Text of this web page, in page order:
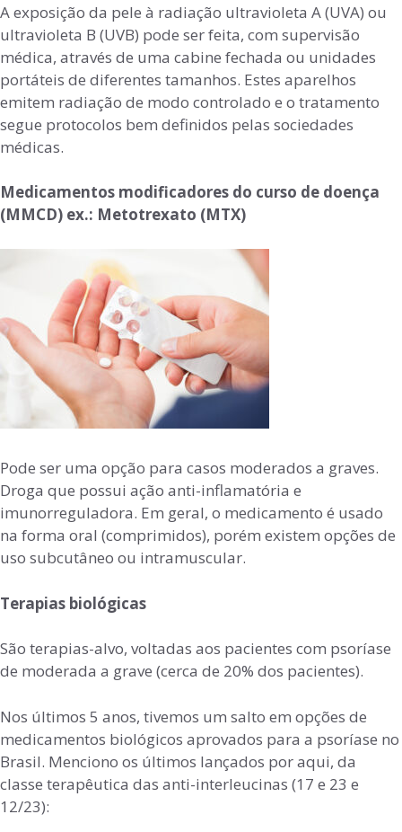
A exposição da pele à radiação ultravioleta A (UVA) ou
ultravioleta B (UVB) pode ser feita, com supervisão
médica, através de uma cabine fechada ou unidades
portáteis de diferentes tamanhos. Estes aparelhos
emitem radiação de modo controlado e o tratamento
segue protocolos bem definidos pelas sociedades
médicas.
Medicamentos modificadores do curso de doença
(MMCD) ex.: Metotrexato (MTX)
Pode ser uma opção para casos moderados a graves.
Droga que possui ação anti-inflamatória e
imunorreguladora. Em geral, o medicamento é usado
na forma oral (comprimidos), porém existem opções de
uso subcutâneo ou intramuscular.
Terapias biológicas
São terapias-alvo, voltadas aos pacientes com psoríase
de moderada a grave (cerca de 20% dos pacientes).
Nos últimos 5 anos, tivemos um salto em opções de
medicamentos biológicos aprovados para a psoríase no
Brasil. Menciono os últimos lançados por aqui, da
classe terapêutica das anti-interleucinas (17 e 23 e
12/23):